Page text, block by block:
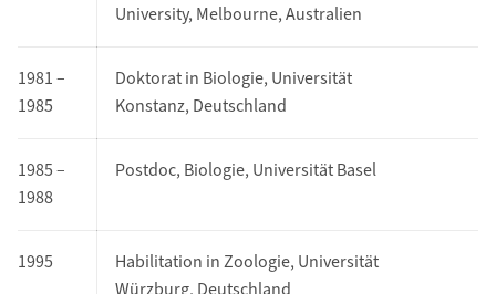
University, Melbourne, Australien
1981 –
1985
Doktorat in Biologie, Universität
Konstanz, Deutschland
1985 –
1988
Postdoc, Biologie, Universität Basel
1995
Habilitation in Zoologie, Universität